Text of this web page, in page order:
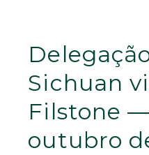
Sichuan
Filstone —
outubro